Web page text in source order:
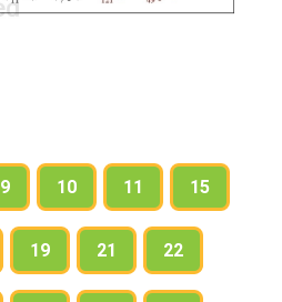
9 10 11 15
19 21 22